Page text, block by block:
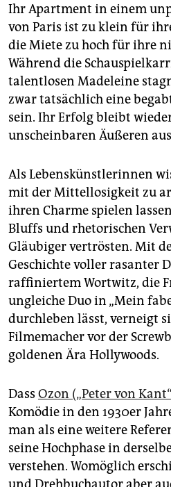
genossenschaft
epaper login
Ihr Apartment in einem
von Paris ist zu klein für
die Miete zu hoch für ihre
Während die
talentlosen Madeleine
zwar tatsächlich eine
sein. Ihr Erfolg bleibt
unscheinbaren Äußeren
Als Lebenskünstlerinnen
mit der Mittellosigkeit zu
ihren Charme spielen
Bluffs und rhetorischen
Gläubiger vertrösten. Mit
Geschichte voller rasanter
raffiniertem Wortwitz, die
ungleiche Duo in „Mein
durchleben lässt, verneigt
Filmemacher vor der
goldenen Ära Hollywoods.
Dass Ozon („Peter von
Komödie in den 1930er
man als eine weitere
seine Hochphase in
verstehen. Womöglich